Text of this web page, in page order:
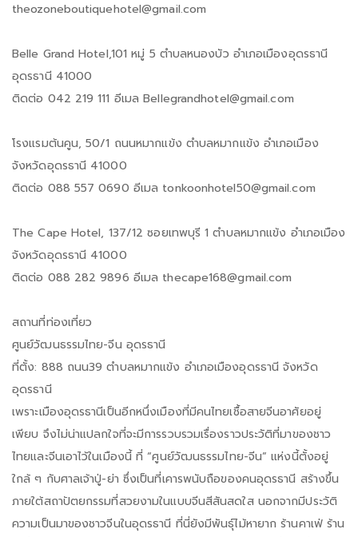
theozoneboutiquehotel@gmail.com
Belle Grand Hotel,101 หมู่ 5 ตำบลหนองบัว อำเภอเมืองอุดรธานี
อุดรธานี 41000
ติดต่อ 042 219 111 อีเมล Bellegrandhotel@gmail.com
โรงแรมต้นคูน, 50/1 ถนนหมากแข้ง ตำบลหมากแข้ง อำเภอเมือง
จังหวัดอุดรธานี 41000
ติดต่อ 088 557 0690 อีเมล tonkoonhotel50@gmail.com
The Cape Hotel, 137/12 ซอยเทพบุรี 1 ตำบลหมากแข้ง อำเภอเมือง
จังหวัดอุดรธานี 41000
ติดต่อ 088 282 9896 อีเมล thecape168@gmail.com
สถานที่ท่องเที่ยว
ศูนย์วัฒนธรรมไทย-จีน อุดรธานี
ที่ตั้ง: 888 ถนน39 ตำบลหมากแข้ง อำเภอเมืองอุดรธานี จังหวัด
อุดรธานี
เพราะเมืองอุดรธานีเป็นอีกหนึ่งเมืองที่มีคนไทยเชื้อสายจีนอาศัยอยู่
เพียบ จึงไม่น่าแปลกใจที่จะมีการรวบรวมเรื่องราวประวัติที่มาของชาว
ไทยและจีนเอาไว้ในเมืองนี้ ที่ “ศูนย์วัฒนธรรมไทย-จีน” แห่งนี้ตั้งอยู่
ใกล้ ๆ กับศาลเจ้าปู่-ย่า ซึ่งเป็นที่เคารพนับถือของคนอุดรธานี สร้างขึ้น
ภายใต้สถาปัตยกรรมที่สวยงามในแบบจีนสีสันสดใส นอกจากมีประวัติ
ความเป็นมาของชาวจีนในอุดรธานี ที่นี่ยังมีพันธุ์ไม้หายาก ร้านคาเฟ่ ร้าน